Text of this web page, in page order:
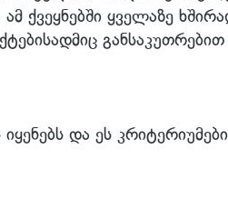
ქვეყნებში ყველაზე
და ეს